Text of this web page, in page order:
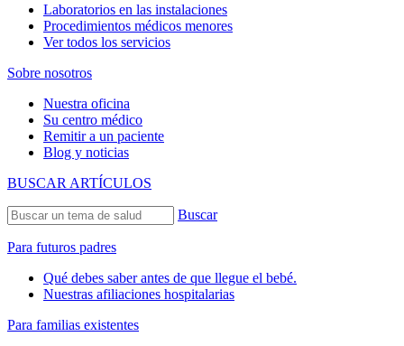
Laboratorios en las instalaciones
Procedimientos médicos menores
Ver todos los servicios
Sobre nosotros
Nuestra oficina
Su centro médico
Remitir a un paciente
Blog y noticias
BUSCAR ARTÍCULOS
Buscar
Para futuros padres
Qué debes saber antes de que llegue el bebé.
Nuestras afiliaciones hospitalarias
Para familias existentes